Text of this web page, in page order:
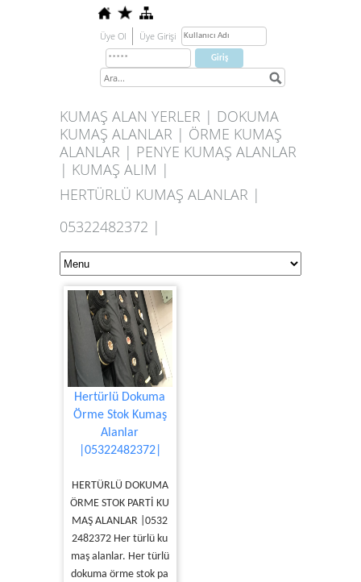
Üye Ol Üye Girişi
KUMAŞ ALAN YERLER | DOKUMA
KUMAŞ ALANLAR | ÖRME KUMAŞ
ALANLAR | PENYE KUMAŞ ALANLAR
| KUMAŞ ALIM |
HERTÜRLÜ KUMAŞ ALANLAR |
05322482372 |
Hertürlü Dokuma
Örme Stok Kumaş
Alanlar
|05322482372|
HERTÜRLÜ DOKUMA
ÖRME STOK PARTİ KU
MAŞ ALANLAR |0532
2482372 Her türlü ku
maş alanlar. Her türlü
dokuma örme stok pa